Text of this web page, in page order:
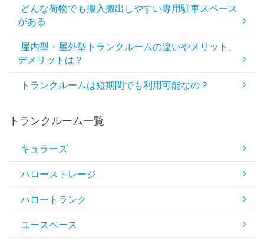
どんな荷物でも搬入搬出しやすい専用駐車スペース
がある
屋内型・屋外型トランクルームの違いやメリット、
デメリットは？
トランクルームは短期間でも利用可能なの？
トランクルーム一覧
キュラーズ
ハローストレージ
ハロートランク
ユースペース